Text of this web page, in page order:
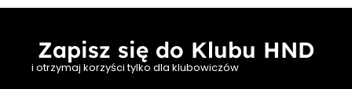
Zapisz się do Klubu HND
i otrzymaj korzyści tylko dla klubowiczów